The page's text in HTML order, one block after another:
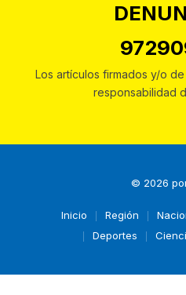
Los artículos firmados y/o
responsabilidad
© 2026
Inicio Región
Deportes